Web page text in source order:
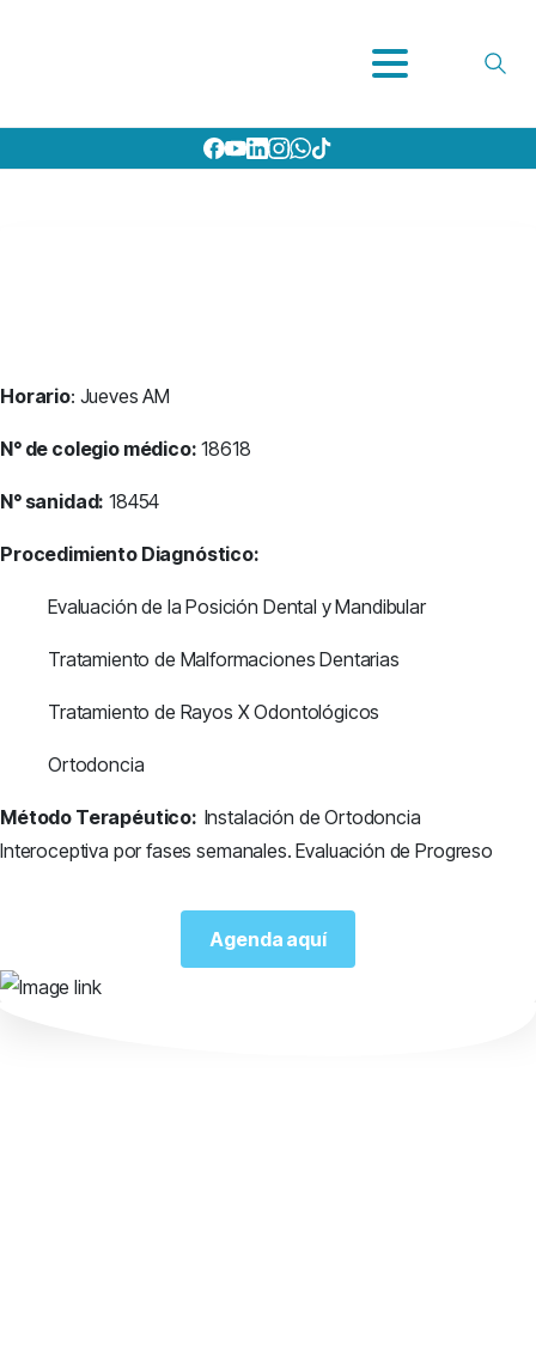
Horario: Jueves AM
N° de colegio médico: 18618
N° sanidad: 18454
Procedimiento Diagnóstico:
Evaluación de la Posición Dental y Mandibular
Tratamiento de Malformaciones Dentarias
Tratamiento de Rayos X Odontológicos
Ortodoncia
Método Terapéutico: Instalación de Ortodoncia
Interoceptiva por fases semanales.Evaluación de Progreso
Agenda aquí